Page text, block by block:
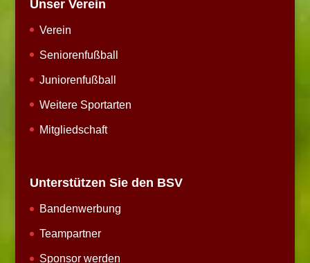
Unser Verein
Verein
Seniorenfußball
Juniorenfußball
Weitere Sportarten
Mitgliedschaft
Unterstützen Sie den BSV
Bandenwerbung
Teampartner
Sponsor werden